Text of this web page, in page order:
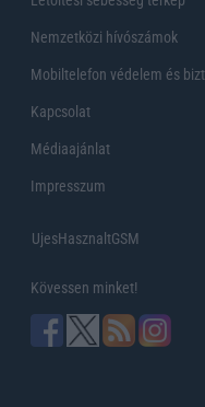
Nemzetközi hívószámok
Mobiltelefon védelem és
Kapcsolat
Médiaajánlat
Impresszum
UjesHasznaltGSM
Kövessen minket!